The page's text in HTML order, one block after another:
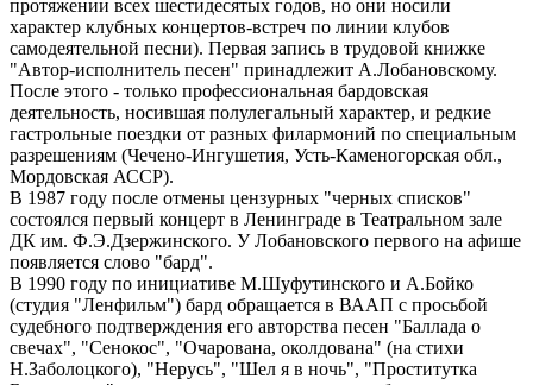
протяжении всех шестидесятых годов, но они носили
характер клубных концертов-встреч по линии клубов
самодеятельной песни). Первая запись в трудовой книжке
"Автор-исполнитель песен" принадлежит А.Лобановскому.
После этого - только профессиональная бардовская
деятельность, носившая полулегальный характер, и редкие
гастрольные поездки от разных филармоний по специальным
разрешениям (Чечено-Ингушетия, Усть-Каменогорская обл.,
Мордовская АССР).
В 1987 году после отмены цензурных "черных списков"
состоялся первый концерт в Ленинграде в Театральном зале
ДК им. Ф.Э.Дзержинского. У Лобановского первого на афише
появляется слово "бард".
В 1990 году по инициативе М.Шуфутинского и А.Бойко
(студия "Ленфильм") бард обращается в ВААП с просьбой
судебного подтверждения его авторства песен "Баллада о
свечах", "Сенокос", "Очарована, околдована" (на стихи
Н.Заболоцкого), "Нерусь", "Шел я в ночь", "Проститутка